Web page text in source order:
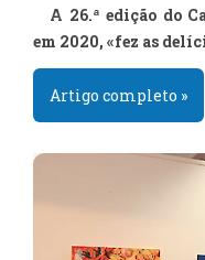
A 26.ª ediç​ão do
em 2020, «fez as
Artigo completo »